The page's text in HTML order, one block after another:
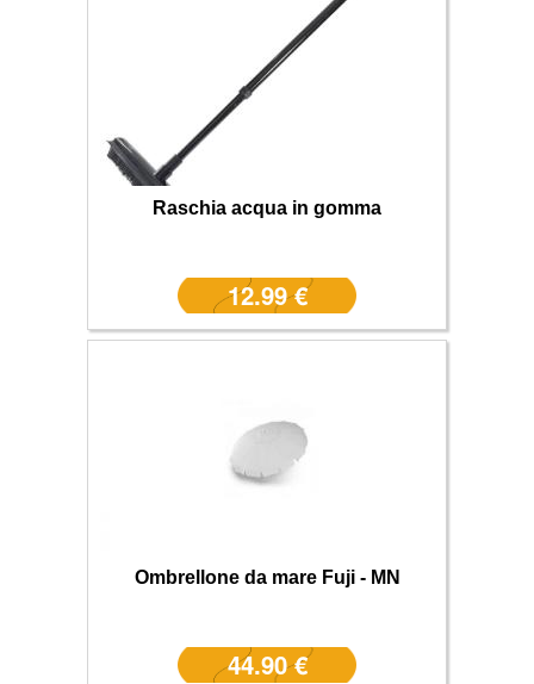
Raschia acqua in gomma
12.99 €
Ombrellone da mare Fuji - MN
44.90 €